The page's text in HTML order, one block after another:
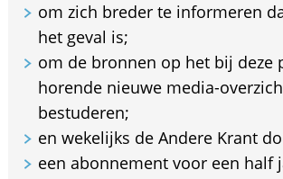
om zich breder te informeren
het geval is;
om de bronnen op het bij deze
horende nieuwe media-
bestuderen;
en wekelijks de Andere Krant
een abonnement voor een half